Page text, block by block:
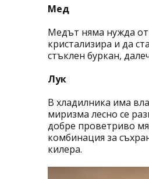
Мед
Медът няма нужда от
кристализира и да
стъклен буркан,
Лук
В хладилника има
миризма лесно се
добре проветриво
комбинация за
килера.